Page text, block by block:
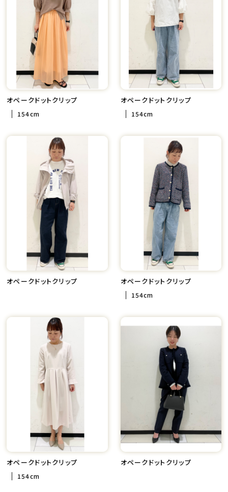
オペークドットクリップ
154cm
オペークドットクリップ
154cm
オペークドットクリップ オペークドットクリップ
154cm
オペークドットクリップ
154cm
オペークドットクリップ